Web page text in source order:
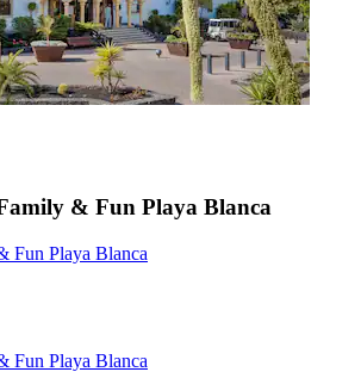
& Fun Playa Blanca
Fun Playa Blanca
Fun Playa Blanca